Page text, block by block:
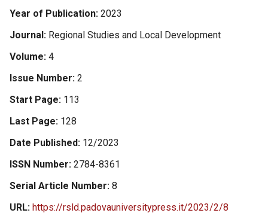
Year of Publication 2023
Journal Regional Studies and Local Development
Volume 4
Issue Number 2
Start Page 113
Last Page 128
Date Published 12/2023
ISSN Number 2784-8361
Serial Article Number 8
URL https://rsld.padovauniversitypress.it/2023/2/8